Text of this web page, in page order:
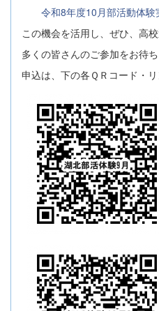
令和8年度10月部活動体
この機会を活用し、ぜひ、高
多くの皆さんのご参加をお待ち
申込は、下の各ＱＲコード・リ